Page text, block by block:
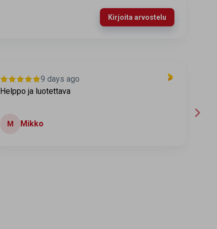
Kirjoita arvostelu
9 days ago
Helppo ja luotettava
M Mikko